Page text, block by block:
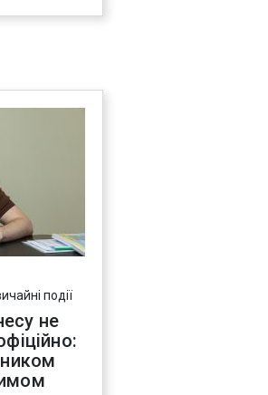
події
не